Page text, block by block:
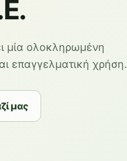
μία ολοκληρωμένη
επαγγελματική χρήση.
μας